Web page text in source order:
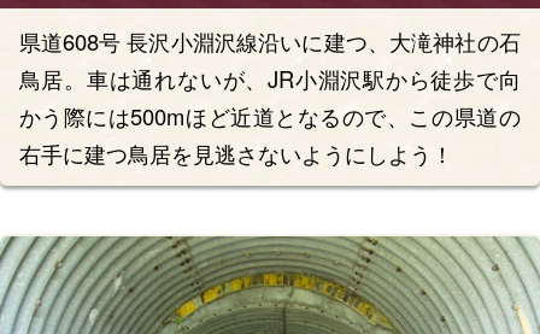
県道608号 長沢小淵沢線沿いに建つ、大滝神社の石
鳥居。車は通れないが、JR小淵沢駅から徒歩で向
かう際には500mほど近道となるので、この県道の
右手に建つ鳥居を見逃さないようにしよう！